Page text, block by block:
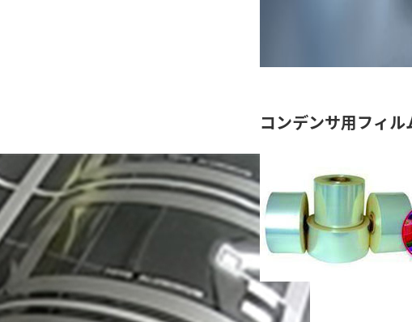
用途：
エレクトロニクス
特徴：
身近な家電製品から産業装置まで
幅広い分野でなくてはならない存
在のアルミ電解コンデンサ。この
電極となるエッチング箔、化成箔
コンデンサ用フィル